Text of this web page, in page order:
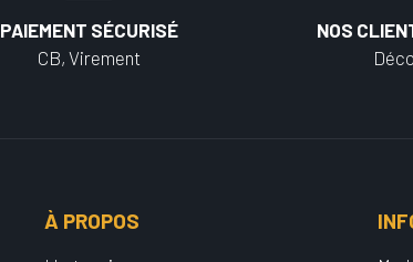
PAIEMENT SÉCURISÉ
CB, Virement
NOS
À PROPOS